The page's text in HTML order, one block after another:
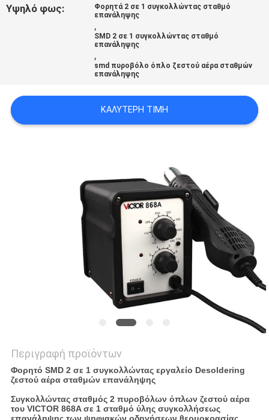
SITEMAP
Υψηλό φως:
Φορητά 2 σε 1 συγκολλώντας σταθμό
επανάληψης
,
SMD 2 σε 1 συγκολλώντας σταθμό
επανάληψης
,
smd πυροβόλο όπλο ζεστού αέρα σταθμών
επανάληψης
ΚΑΛΎΤΕΡΗ ΤΙΜΉ
Περιγραφή προϊόντων
Φορητό SMD 2 σε 1 συγκολλώντας εργαλείο Desoldering
ζεστού αέρα σταθμών επανάληψης
Συγκολλώντας σταθμός 2 πυροβόλων όπλων ζεστού αέρα
του VICTOR 868A σε 1 σταθμό ύλης συγκολλήσεως